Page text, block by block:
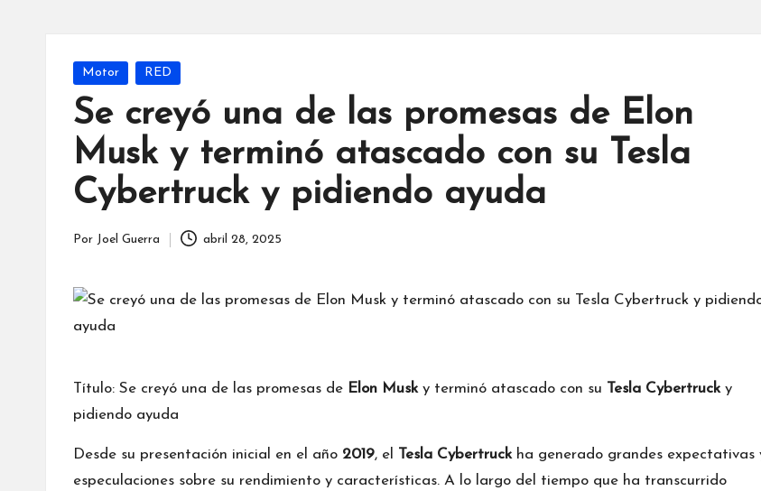
Publicada
en
Motor RED
Se creyó una de las promesas de Elon
Musk y terminó atascado con su Tesla
Cybertruck y pidiendo ayuda
Por Joel Guerra abril 28, 2025
Título: Se creyó una de las promesas de Elon Musky terminó atascado con su Tesla Cybertrucky
pidiendo ayuda
Desde su presentación inicial en el año 2019, el Tesla Cybertruckha generado grandes expectativas
especulaciones sobre su rendimiento y características. A lo largo del tiempo que ha transcurrido